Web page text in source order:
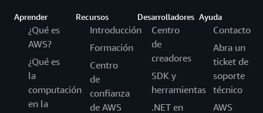
Aprender
¿Qué es
AWS?
¿Qué es
la
computación
en la
Recursos
Introducción
Formación
Centro
de
confianza
de AWS
Desarrolladores
Centro
de
creadores
SDK y
herramientas
.NET en
Ayuda
Contacto
Abra un
ticket de
soporte
técnico
AWS